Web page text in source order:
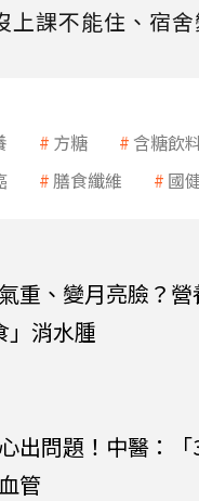
上課不能住、宿
方糖 含糖飲
膳食纖維 國
重、變月亮臉？
」消水腫
出問題！中醫：「
管